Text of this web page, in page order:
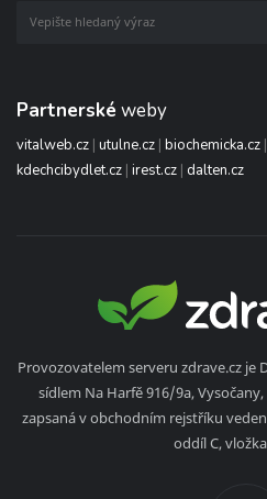
Partnerské weby
vitalweb.cz | utulne.cz | biochemicka.cz |
kdechcibydlet.cz | irest.cz | dalten.cz
Provozovatelem serveru zdrave.cz je
sídlem Na Harfě 916/9a, Vysočany,
zapsaná v obchodním rejstříku
oddíl C,